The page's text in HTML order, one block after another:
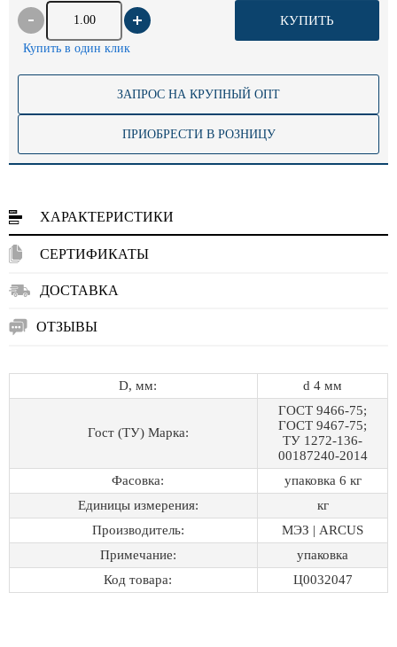
КУПИТЬ
Купить в один клик
ЗАПРОС НА КРУПНЫЙ ОПТ
ПРИОБРЕСТИ В РОЗНИЦУ
ХАРАКТЕРИСТИКИ
СЕРТИФИКАТЫ
ДОСТАВКА
ОТЗЫВЫ
D, мм: d 4 мм
Гост (ТУ) Марка:
ГОСТ 9466-75;
ГОСТ 9467-75;
ТУ 1272-136-
00187240-2014
Фасовка:
упаковка 6 кг
Единицы измерения:
кг
Производитель:
МЭЗ | ARCUS
Примечание:
упаковка
Код товара:
Ц0032047